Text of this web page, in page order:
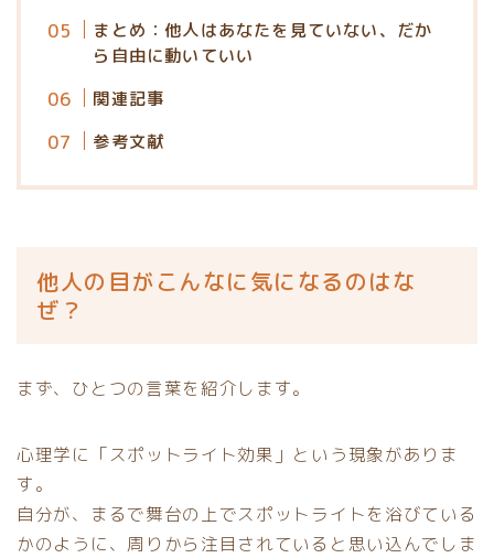
まとめ：他人はあなたを見ていない、だか
ら自由に動いていい
関連記事
参考文献
他人の目がこんなに気になるのはな
ぜ？
まず、ひとつの言葉を紹介します。
心理学に「スポットライト効果」という現象がありま
す。
自分が、まるで舞台の上でスポットライトを浴びている
かのように、周りから注目されていると思い込んでしま